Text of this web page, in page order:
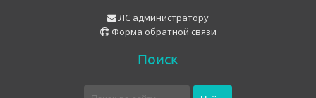
ЛС администратору
Форма обратной связи
Поиск